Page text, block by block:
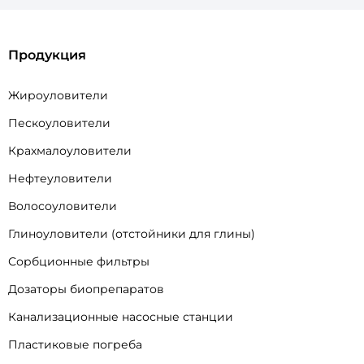
Продукция
Жироуловители
Пескоуловители
Крахмалоуловители
Нефтеуловители
Волосоуловители
Глиноуловители (отстойники для глины)
Сорбционные фильтры
Дозаторы биопрепаратов
Канализационные насосные станции
Пластиковые погреба